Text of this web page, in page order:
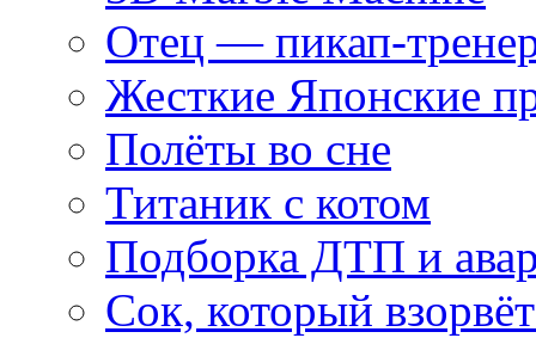
Отец — пикап-
Жесткие Японские
Полёты во сне
Титаник с котом
Подборка ДТП и
Сок, который